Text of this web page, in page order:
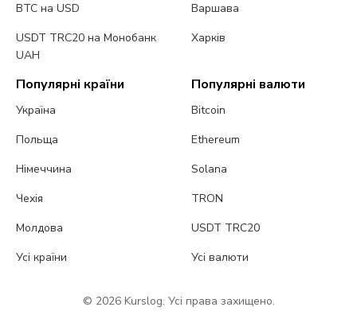
BTC на USD
USDT TRC20 на Монобанк
UAH
Варшава
Харків
Популярні країни
Україна
Польща
Німеччина
Чехія
Молдова
Усі країни
Популярні валюти
Bitcoin
Ethereum
Solana
TRON
USDT TRC20
Усі валюти
© 2026 Kurslog. Усі права захищено.